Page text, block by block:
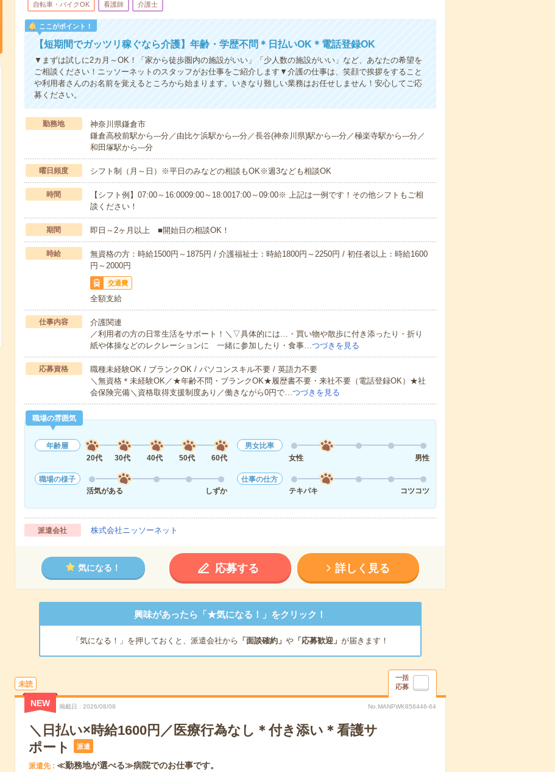
自転車・バイクOK 看護師 介護士
ここがポイント！
【短期間でガッツリ稼ぐなら介護】年齢・学歴不問＊日払いOK＊電話登録OK
▼まずは試しに2カ月～OK！「家から徒歩圏内の施設がいい」「少人数の施設がいい」など、あなたの希望を
ご相談ください！ニッソーネットのスタッフがお仕事をご紹介します▼介護の仕事は、笑顔で挨拶をすること
や利用者さんのお名前を覚えるところから始まります。いきなり難しい業務はお任せしません！安心してご応
募ください。
勤務地
神奈川県鎌倉市
鎌倉高校前駅から---分／由比ケ浜駅から---分／長谷(神奈川県)駅から---分／極楽寺駅から---分／
和田塚駅から---分
曜日頻度 シフト制（月～日）※平日のみなどの相談もOK※週3なども相談OK
時間
【シフト例】07:00～16:0009:00～18:0017:00～09:00※ 上記は一例です！その他シフトもご相
談ください！
期間 即日～2ヶ月以上 ■開始日の相談OK！
時給
無資格の方：時給1500円～1875円 / 介護福祉士：時給1800円～2250円 / 初任者以上：時給1600
円～2000円
交通費
全額支給
仕事内容
介護関連
／利用者の方の日常生活をサポート！＼▽具体的には…・買い物や散歩に付き添ったり・折り
紙や体操などのレクレーションに 一緒に参加したり・食事…つづきを見る
応募資格
職種未経験OK / ブランクOK / パソコンスキル不要 / 英語力不要
＼無資格＊未経験OK／★年齢不問・ブランクOK★履歴書不要・来社不要（電話登録OK）★社
会保険完備＼資格取得支援制度あり／働きながら0円で…つづきを見る
職場の雰囲気
年齢層
20代
30代 40代 50代 60代
男女比率
女性
男性
職場の様子
活気がある
しずか
仕事の仕方
テキパキ
コツコツ
派遣会社 株式会社ニッソーネット
気になる！ 応募する 詳しく見る
興味があったら「★気になる！」をクリック！
「気になる！」を押しておくと、派遣会社から 「面談確約」 や「応募歓迎」 が届きます！
未読
一括
応募
NEW 掲載日 2026/08/08 No.MANPWK856446-64
＼日払い×時給1600円／医療行為なし＊付き添い＊看護サ
ポート
派遣
派遣先 ≪勤務地が選べる≫病院でのお仕事です。